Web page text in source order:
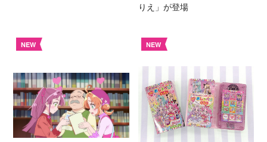
りえ」が登場
NEW NEW